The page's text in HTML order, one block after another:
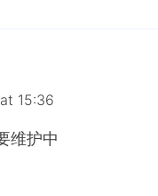
15:36
维护中